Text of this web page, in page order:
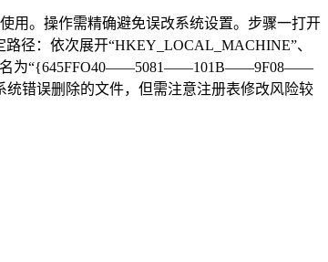
用。操作需精确避免误改系统设置。步骤一打开
径：依次展开“HKEY_LOCAL_MACHINE”、
，命名为“{645FFO40——5081——101B——9F08——
错误删除的文件，但需注意注册表修改风险较